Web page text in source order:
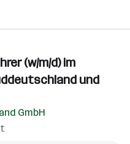
(w/m/d) im
und
GmbH